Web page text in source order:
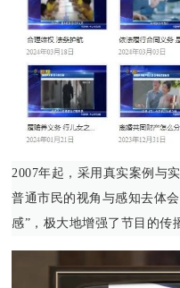
2007年起，采用真实案例与
普通市民的视角与感知去体
感”，极大地增强了节目的传